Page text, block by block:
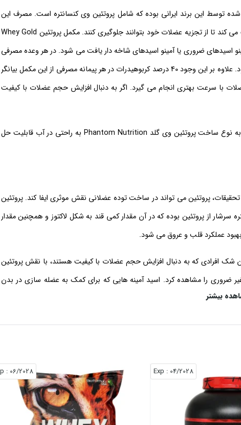
مکمل‌ های محبوب ارائه شده توسط این برند ایرانی بوده که شامل پروتئین وی کنسانتره است. مصرف این
مکمل علاوه بر اینکه می‌ تواند موجب افزایش حجم عضلات شود، به ورزشکاران کمک می‌ کند تا از تجزیه عضلات خود بتوانند جلوگیری کنند. مکمل پروتئین Whey Gold
اسیدهای ضروری یا آمینو اسیدهای شاخه‌ دار یافت می‌ شود. در هر وعده مصرفی
از این مکمل که 68 گرم است، می‌ توان ۶۰ درصد پروتئین وی کنسانتره را مشاهده نمود. علاوه بر این وجود 40 درصد کربوهیدرات در هر پیمانه مصرفی از این مکمل بیانگر
با سرعت بهتری انجام می‌ گیرد. اگر به دنبال افزایش حجم عضلات با کیفیت
این مکمل با طعم شکلات در اختیار مصرف کننده قرار می‌ گیرد. علاوه بر این با توجه به نوع ساخت پروتئین وی گلد Phantom Nutrition به راحتی در آب قابلیت حل
پروتئین می‌ تواند در ساخت توده عضلانی نقش موثری ایفا کند. پروتئین
از پروتئین بوده که در آن مقدار کمی قند به شکل لاکتوز و همچنین مقدار
عملکرد قلب و عروق می‌ شود.
شک افرادی که به دنبال افزایش حجم عضلات با کیفیت هستند، با نقش پروتئین
ضروری را مشاهده کرد. اسید آمینه‌ هایی که برای کمک به عضله‌ سازی در بدن
گونه‌ ای است که می‌ توان در تمام دوره‌ های ورزشی از آن استفاده نمود. مصرف
بدون توده چربی است. در مکمل‌ های پروتئین وی می‌ توان وی کنسانتره را با
نیز می‌ توانند پس از مشورت با پزشک و مربی ورزشی از مکمل پروتئین وی
بیشتر
04/2028
: Exp
06/2028
: Exp